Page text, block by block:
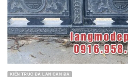
KIẾN TRÚC ĐÁ LAN CAN ĐÁ